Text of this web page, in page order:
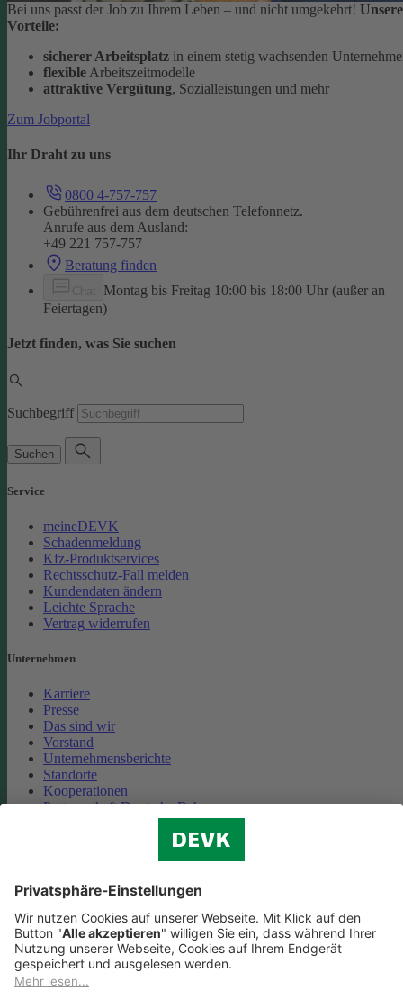
Bei uns passt der Job zu Ihrem Leben – und nicht umgekehrt! Unsere
Vorteile:
sicherer Arbeitsplatz in einem stetig wachsenden
flexible Arbeitszeitmodelle
attraktive Vergütung, Sozialleistungen und mehr
Zum Jobportal
Ihr Draht zu uns
0800 4-757-757
Gebührenfrei aus dem deutschen Telefonnetz.
Anrufe aus dem Ausland:
+49 221 757-757
Beratung finden
Montag bis Freitag 10:00 bis 18:00 Uhr (außer an
Feiertagen)
Jetzt finden, was Sie suchen
Suchbegriff
Suchen
Service
meineDEVK
Schadenmeldung
Kfz-Produktservices
Rechtsschutz-Fall melden
Kundendaten ändern
Leichte Sprache
Vertrag widerrufen
Unternehmen
Karriere
Presse
Das sind wir
Vorstand
Unternehmensberichte
Standorte
Kooperationen
Partnerschaft Deutsche Bahn
Cookie-Einstellungen
Datenschutz
Impressum